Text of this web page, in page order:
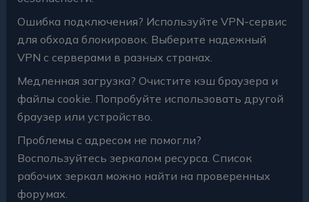
Ошибка подключения? Используйте VPN-сервис
для обхода блокировок. Выберите надежный
VPN c серверами в разных странах.
Медленная загрузка? Очистите кэш браузера и
файлы cookie. Попробуйте использовать другой
браузер или устройство.
Проблемы с адресом не помогли?
Воспользуйтесь зеркалом ресурса. Список
рабочих зеркал можно найти на проверенных
форумах.